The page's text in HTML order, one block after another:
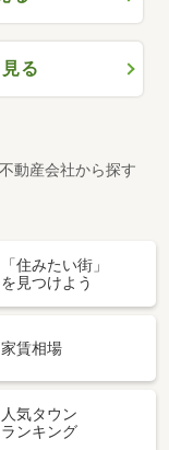
る
不動産会社から探す
「住みたい街」
を見つけよう
家賃相場
人気タウン
ランキング